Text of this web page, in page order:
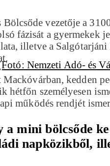
vezetője a
fázisát a gyermekek
illetve a
kedden
személyesen
működés rendjét
mini bölcsőde
napközikből,